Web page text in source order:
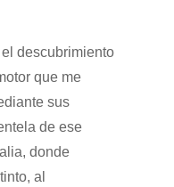
descubrimiento
que me
sus
de ese
donde
al